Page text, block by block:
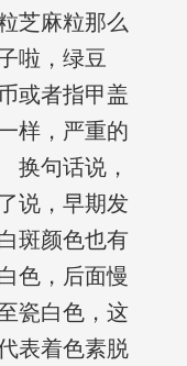
芝麻粒那么
啦，绿豆
或者指甲盖
样，严重的
换句话说，
说，早期发
斑颜色也有
色，后面慢
瓷白色，这
表着色素脱